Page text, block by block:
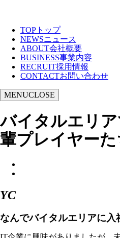
TOP トップ
NEWSニュース
ABOUT会社概要
BUSINESS事業内容
RECRUIT採用情報
CONTACTお問い合わせ
MENUCLOSE
バイタルエリ
輩プレイヤーた
YC
なんでバイタルエリアに入